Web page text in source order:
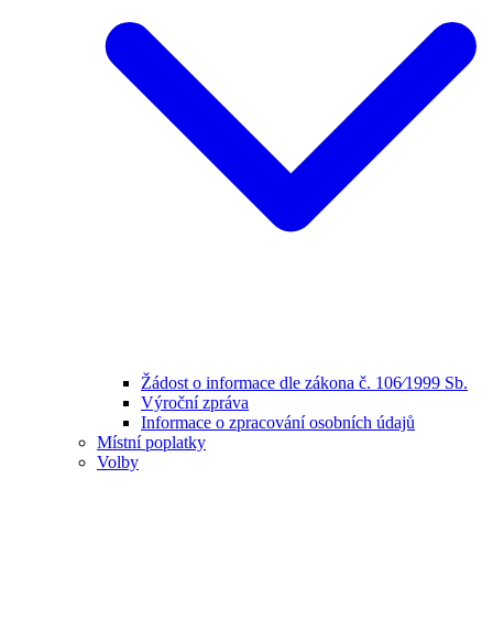
Žádost o informace dle zákona č. 106⁄1999 Sb.
Výroční zpráva
Informace o zpracování osobních údajů
Místní poplatky
Volby